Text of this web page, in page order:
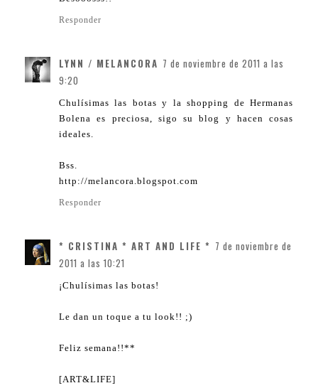
Responder
LYNN / MELANCORA 7 de noviembre de 2011 a las
9:20
Chulísimas las botas y la shopping de Hermanas
Bolena es preciosa, sigo su blog y hacen cosas
ideales.
Bss.
http://melancora.blogspot.com
Responder
* CRISTINA * ART AND LIFE * 7 de noviembre de
2011 a las 10:21
¡Chulísimas las botas!
Le dan un toque a tu look!! ;)
Feliz semana!!**
[ART&LIFE]